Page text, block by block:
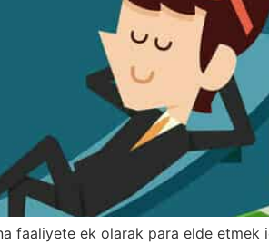
ek olarak para elde etmek